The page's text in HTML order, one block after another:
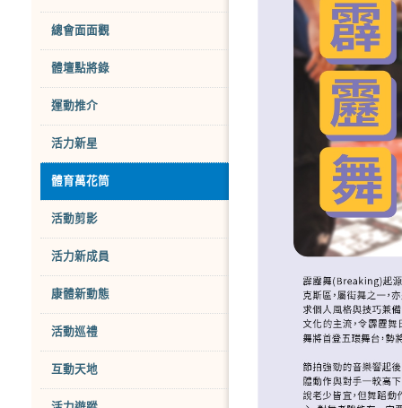
總會面面觀
體壇點將錄
運動推介
活力新星
體育萬花筒
活動剪影
活力新成員
康體新動態
活動巡禮
互動天地